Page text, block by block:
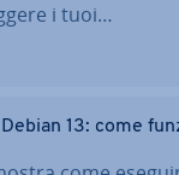
i tuoi…
13: come